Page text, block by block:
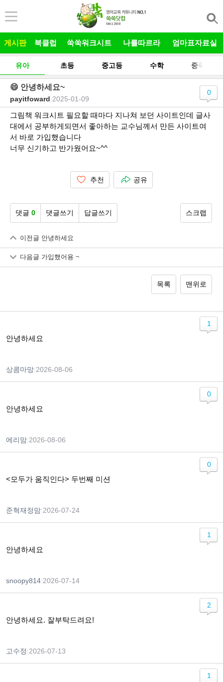
게시판 북클럽 쑥쑥워크시트 나를따르라 엄마표자료실
유아 초등 중고등 수학 중국어
😄 안녕하세요~
payitfoward 2025-01-09
0
그림책 워크시트 필요할 때마다 지나쳐 보던 사이트인데 글사
대에서 공부하게되면서 좋아하는 교수님께서 만든 사이트여
서 바로 가입했습니다
너무 신기하고 반가웠어요~^^
추천 공유
댓글 0 댓글쓰기 답글쓰기 스크랩
이전글 안녕하세요
다음글 가입했어용 ~
목록 맨위로
안녕하세요
상콤마망 2026-08-06
1
안녕하세요
에리맘 2026-08-06
0
<모두가 움직인다> 두번째 미션
준혁재정맘 2026-07-24
0
안녕하세요
snoopy814 2026-07-14
1
안녕하세요. 잘부탁드려요!
고수정 2026-07-13
2
1